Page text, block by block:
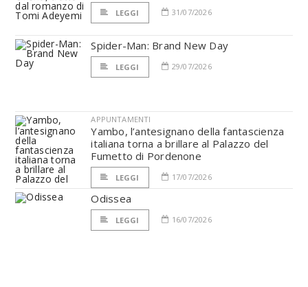
LEGGI 31/07/2026
Spider-Man: Brand New Day
LEGGI 29/07/2026
APPUNTAMENTI
Yambo, l’antesignano della fantascienza
italiana torna a brillare al Palazzo del
Fumetto di Pordenone
LEGGI 17/07/2026
Odissea
LEGGI 16/07/2026